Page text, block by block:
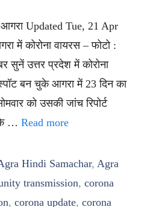
Updated Tue, 21 Apr
में कोरोना वायरस – फोटो :
उत्तर प्रदेश में कोरोना
बन चुके आगरा में 23 दिन का
को उसकी जांच रिपोर्ट
… Read more
Hindi Samachar, Agra
transmission, corona
, corona update, corona